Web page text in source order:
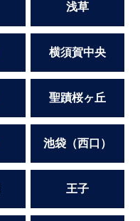
浅草
横須賀中央
聖蹟桜ヶ丘
池袋（西口）
王子